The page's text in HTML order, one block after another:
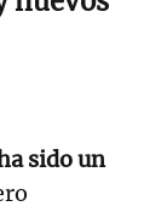
sido un